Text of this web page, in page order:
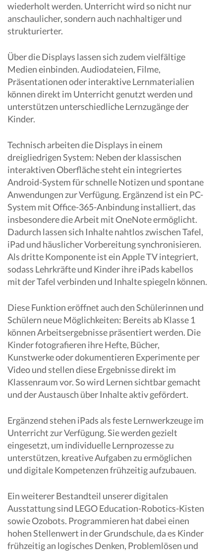
wiederholt werden. Unterricht wird so nicht nur
anschaulicher, sondern auch nachhaltiger und
strukturierter.
Über die Displays lassen sich zudem vielfältige
Medien einbinden. Audiodateien, Filme,
Präsentationen oder interaktive Lernmaterialien
können direkt im Unterricht genutzt werden und
unterstützen unterschiedliche Lernzugänge der
Kinder.
Technisch arbeiten die Displays in einem
dreigliedrigen System: Neben der klassischen
interaktiven Oberfläche steht ein integriertes
Android-System für schnelle Notizen und spontane
Anwendungen zur Verfügung. Ergänzend ist ein PC-
System mit Office-365-Anbindung installiert, das
insbesondere die Arbeit mit OneNote ermöglicht.
Dadurch lassen sich Inhalte nahtlos zwischen Tafel,
iPad und häuslicher Vorbereitung synchronisieren.
Als dritte Komponente ist ein Apple TV integriert,
sodass Lehrkräfte und Kinder ihre iPads kabellos
mit der Tafel verbinden und Inhalte spiegeln können.
Diese Funktion eröffnet auch den Schülerinnen und
Schülern neue Möglichkeiten: Bereits ab Klasse 1
können Arbeitsergebnisse präsentiert werden. Die
Kinder fotografieren ihre Hefte, Bücher,
Kunstwerke oder dokumentieren Experimente per
Video und stellen diese Ergebnisse direkt im
Klassenraum vor. So wird Lernen sichtbar gemacht
und der Austausch über Inhalte aktiv gefördert.
Ergänzend stehen iPads als feste Lernwerkzeuge im
Unterricht zur Verfügung. Sie werden gezielt
eingesetzt, um individuelle Lernprozesse zu
unterstützen, kreative Aufgaben zu ermöglichen
und digitale Kompetenzen frühzeitig aufzubauen.
Ein weiterer Bestandteil unserer digitalen
Ausstattung sind LEGO Education-Robotics-Kisten
sowie Ozobots. Programmieren hat dabei einen
hohen Stellenwert in der Grundschule, da es Kinder
frühzeitig an logisches Denken, Problemlösen und